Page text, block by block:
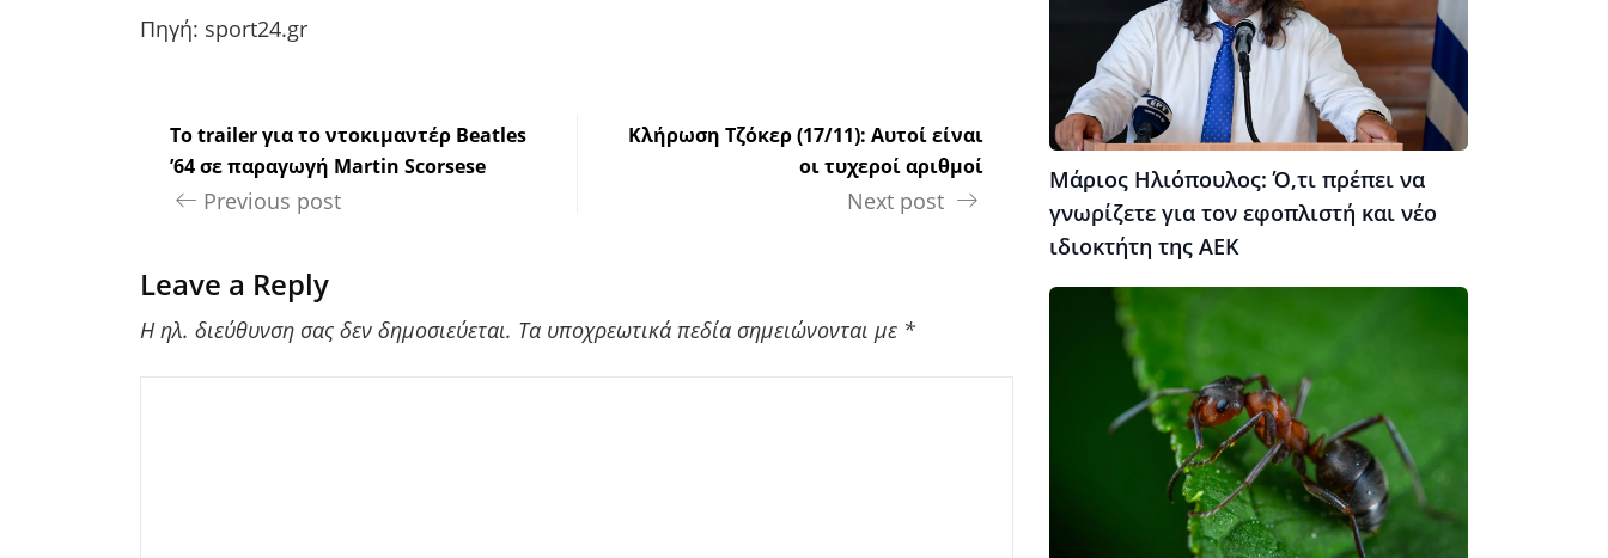
Πηγή: sport24.gr
Το trailer για το ντοκιμαντέρ Beatles
’64 σε παραγωγή Martin Scorsese
Previous post
Κλήρωση Τζόκερ (17/11): Αυτοί είναι
οι τυχεροί αριθμοί
Next post
Leave a Reply
Η ηλ. διεύθυνση σας δεν δημοσιεύεται. Τα υποχρεωτικά πεδία σημειώνονται με *
Μάριος Ηλιόπουλος: Ό,τι πρέπει να
γνωρίζετε για τον εφοπλιστή και νέο
ιδιοκτήτη της ΑΕΚ